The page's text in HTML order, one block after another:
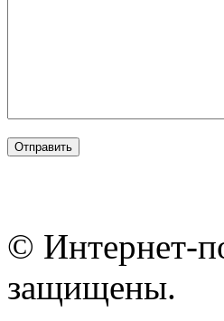
© Интернет-
защищены.